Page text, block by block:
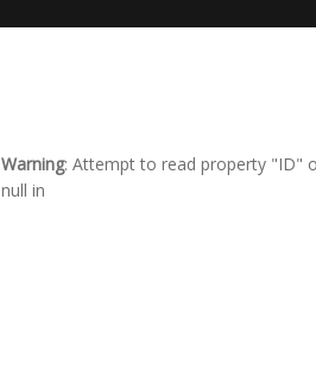
Warning: Attempt to read property "ID"
null in